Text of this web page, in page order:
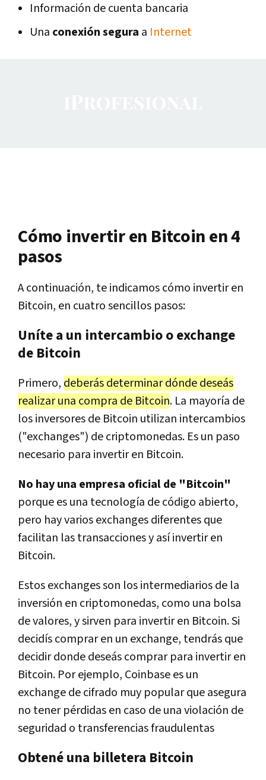
Información de cuenta bancaria
Una conexión segura a Internet
Cómo invertir en Bitcoin en 4
pasos
A continuación, te indicamos cómo invertir en
Bitcoin, en cuatro sencillos pasos:
Uníte a un intercambio o exchange
de Bitcoin
Primero, deberás determinar dónde deseás
realizar una compra de Bitcoin. La mayoría de
los inversores de Bitcoin utilizan intercambios
("exchanges") de criptomonedas. Es un paso
necesario para invertir en Bitcoin.
No hay una empresa oficial de "Bitcoin"
porque es una tecnología de código abierto,
pero hay varios exchanges diferentes que
facilitan las transacciones y así invertir en
Bitcoin.
Estos exchanges son los intermediarios de la
inversión en criptomonedas, como una bolsa
de valores, y sirven para invertir en Bitcoin. Si
decidís comprar en un exchange, tendrás que
decidir donde deseás comprar para invertir en
Bitcoin. Por ejemplo, Coinbase es un
exchange de cifrado muy popular que asegura
no tener pérdidas en caso de una violación de
seguridad o transferencias fraudulentas
Obtené una billetera Bitcoin